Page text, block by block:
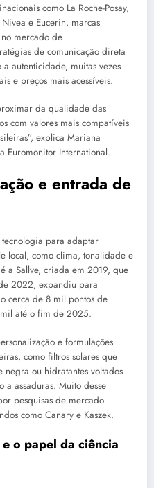
como La Roche-Posay,
e Eucerin, marcas
mercado de
de comunicação direta
autenticidade, muitas vezes
e preços mais acessíveis.
da qualidade das
com valores mais compatíveis
explica Mariana
Euromonitor International.
e entrada de
para adaptar
local, como clima, tonalidade e
a Sallve, criada em 2019, que
2022, expandiu para
cerca de 8 mil pontos de
até o fim de 2025.
e formulações
como filtros solares que
negra ou hidratantes voltados
assaduras. Muito desse
pesquisas de mercado
como Canary e Kaszek.
o papel da ciência